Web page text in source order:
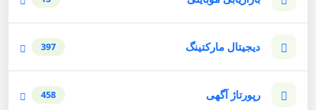
دیجیتال مارکتینگ 397
رپورتاژ آگهی 458